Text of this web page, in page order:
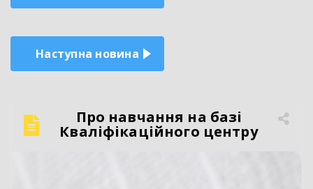
записів
Наступна новина
Про навчання на базі
Кваліфікаційного центру